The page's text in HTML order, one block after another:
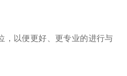
，以便更好、更专业的进行与